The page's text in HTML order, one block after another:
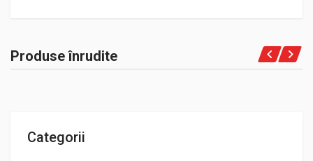
Categorii
Produse înrudite